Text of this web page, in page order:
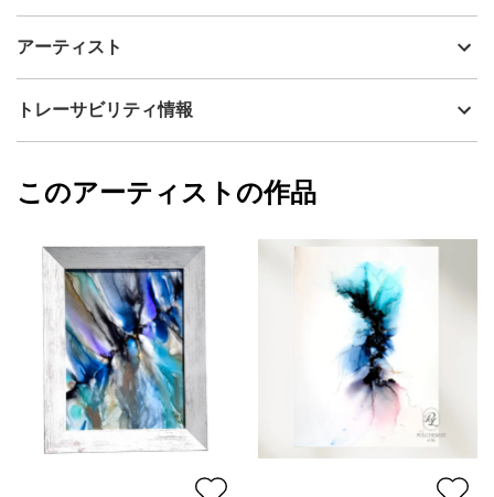
制作年
ミクストメディア
カラー
その他カラー
ジャンル
抽象画
配送目安
二週間以内
直径300mm
幾度も空と大地を紡いだ光
澄みわたる秋の空に、やわらかな光を放つ“ブラウンの月”。
落ち着いたブラウンをベースに、２種類のゴールドが繊細に輝
き、ところどころに深い艶をもつブラウンストーンを埋め込んで
います。
まるで宝石のようにきらめく質感が、静かな夜にあたたかい輝き
を添えます。
アクリルメディウムで月面のような凹凸と立体感を出し、アルコ
ールインクアートで重なり合う光と影を描きました。
光の加減によって金色がやわらかに変化し、見る角度によってま
アーティスト
ナカジマ ユウコ
フォローする
トレーサビリティ情報
ナカジマ ユウコ
このアーティストの作品